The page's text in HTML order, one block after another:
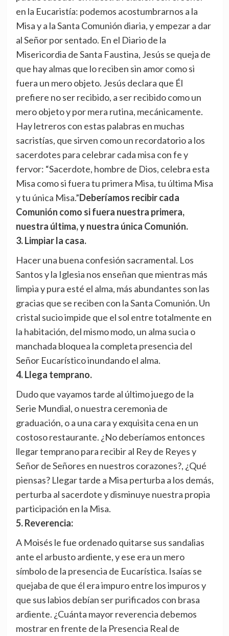
en la Eucaristía: podemos acostumbrarnos a la
Misa y a la Santa Comunión diaria, y empezar a dar
al Señor por sentado. En el Diario de la
Misericordia de Santa Faustina, Jesús se queja de
que hay almas que lo reciben sin amor como si
fuera un mero objeto. Jesús declara que Él
prefiere no ser recibido, a ser recibido como un
mero objeto y por mera rutina, mecánicamente.
Hay letreros con estas palabras en muchas
sacristías, que sirven como un recordatorio a los
sacerdotes para celebrar cada misa con fe y
fervor: “Sacerdote, hombre de Dios, celebra esta
Misa como si fuera tu primera Misa, tu última Misa
y tu única Misa.”Deberíamos recibir cada
Comunión como si fuera nuestra primera,
nuestra última, y nuestra única Comunión.
3. Limpiar la casa.
Hacer una buena confesión sacramental. Los
Santos y la Iglesia nos enseñan que mientras más
limpia y pura esté el alma, más abundantes son las
gracias que se reciben con la Santa Comunión. Un
cristal sucio impide que el sol entre totalmente en
la habitación, del mismo modo, un alma sucia o
manchada bloquea la completa presencia del
Señor Eucarístico inundando el alma.
4. Llega temprano.
Dudo que vayamos tarde al último juego de la
Serie Mundial, o nuestra ceremonia de
graduación, o a una cara y exquisita cena en un
costoso restaurante. ¿No deberíamos entonces
llegar temprano para recibir al Rey de Reyes y
Señor de Señores en nuestros corazones?, ¿Qué
piensas? Llegar tarde a Misa perturba a los demás,
perturba al sacerdote y disminuye nuestra propia
participación en la Misa.
5. Reverencia:
A Moisés le fue ordenado quitarse sus sandalias
ante el arbusto ardiente, y ese era un mero
símbolo de la presencia de Eucarística. Isaías se
quejaba de que él era impuro entre los impuros y
que sus labios debían ser purificados con brasa
ardiente. ¿Cuánta mayor reverencia debemos
mostrar en frente de la Presencia Real de